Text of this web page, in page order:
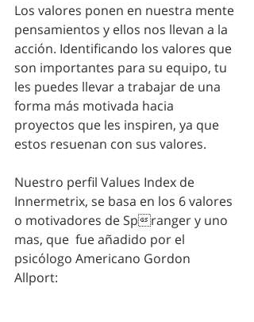
Los valores ponen en nuestra mente
pensamientos y ellos nos llevan a la
acción. Identificando los valores que
son importantes para su equipo, tu
les puedes llevar a trabajar de una
forma más motivada hacia
proyectos que les inspiren, ya que
estos resuenan con sus valores.
Nuestro perfil Values Index de
Innermetrix, se basa en los 6 valores
o motivadores de Spranger y uno
mas, que  fue añadido por el
psicólogo Americano Gordon
Allport: